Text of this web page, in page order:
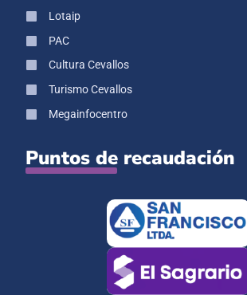
Lotaip
PAC
Cultura Cevallos
Turismo Cevallos
Megainfocentro
Puntos de recaudación